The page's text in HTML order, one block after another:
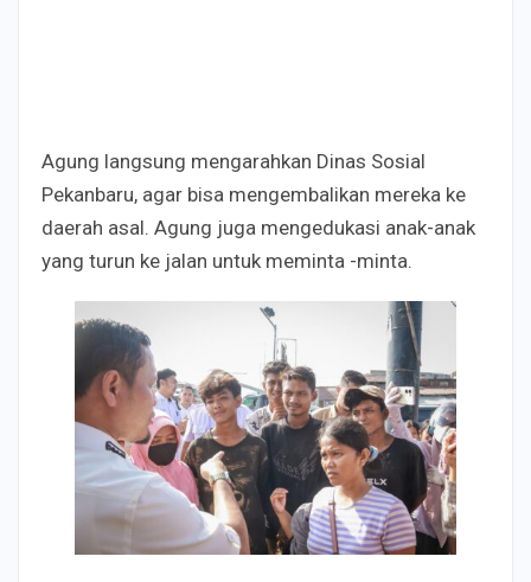
Agung langsung mengarahkan Dinas Sosial
Pekanbaru, agar bisa mengembalikan mereka ke
daerah asal. Agung juga mengedukasi anak-anak
yang turun ke jalan untuk meminta -minta.